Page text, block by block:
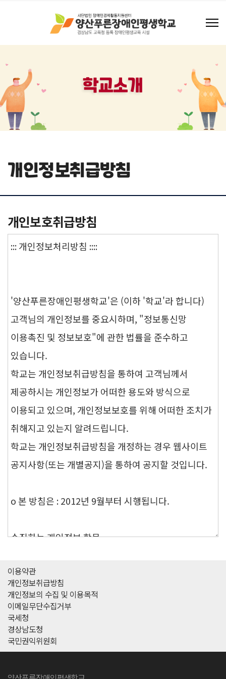
학교소개
개인정보취급방침
개인보호취급방침
이용약관
개인정보취급방침
개인정보의 수집 및 이용목적
이메일무단수집거부
국세청
경상남도청
국민권익위원회